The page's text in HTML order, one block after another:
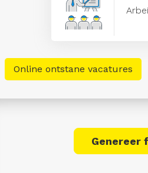
Online ontstane vacatures
Genereer